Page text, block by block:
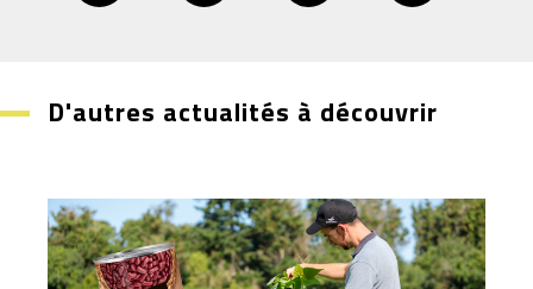
D'autres actualités à découvrir